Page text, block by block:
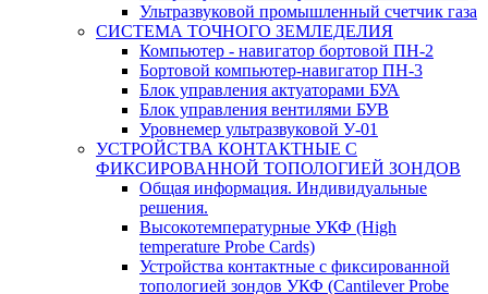
Ультразвуковой промышленный счетчик газа
СИСТЕМА ТОЧНОГО ЗЕМЛЕДЕЛИЯ
Компьютер - навигатор бортовой ПН-2
Бортовой компьютер-навигатор ПН-3
Блок управления актуаторами БУА
Блок управления вентилями БУВ
Уровнемер ультразвуковой У-01
УСТРОЙСТВА КОНТАКТНЫЕ С
ФИКСИРОВАННОЙ ТОПОЛОГИЕЙ ЗОНДОВ
Общая информация. Индивидуальные
решения.
Высокотемпературные УКФ (High
temperature Probe Cards)
Устройства контактные с фиксированной
топологией зондов УКФ (Cantilever Probe